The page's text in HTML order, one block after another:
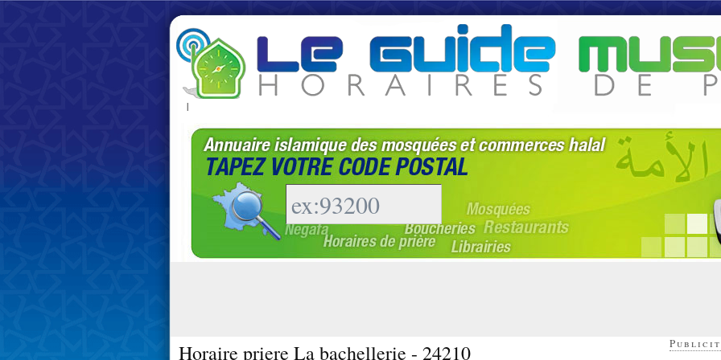
|
Horaire priere La bachellerie - 24210